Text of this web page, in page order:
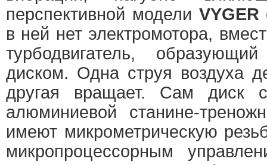
перспективной модели VYGER
в ней нет электромотора,
турбодвигатель,
диском. Одна струя воздуха
другая вращает. Сам диск
алюминиевой станине-
имеют микрометрическую
микропроцессорным